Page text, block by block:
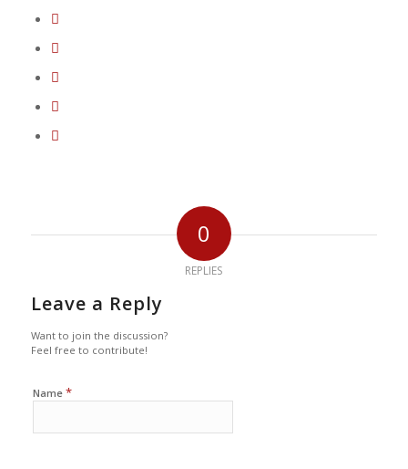
0
REPLIES
Leave a Reply
Want to join the discussion?
Feel free to contribute!
Name *